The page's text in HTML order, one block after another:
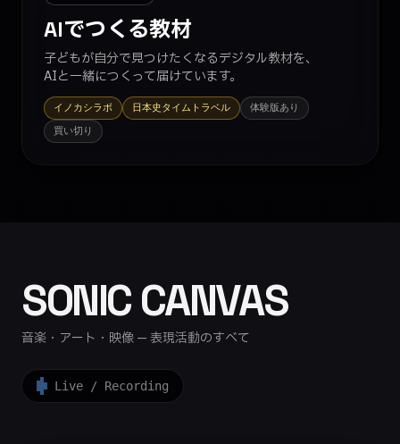
AIでつくる教材
子どもが自分で見つけたくなるデジタル教材を、
AIと一緒につくって届けています。
イノカシラボ 日本史タイムトラベル
体験版あり
買い切り
SONIC CANVAS
音楽・アート・映像 — 表現活動のすべて
Live / Recording